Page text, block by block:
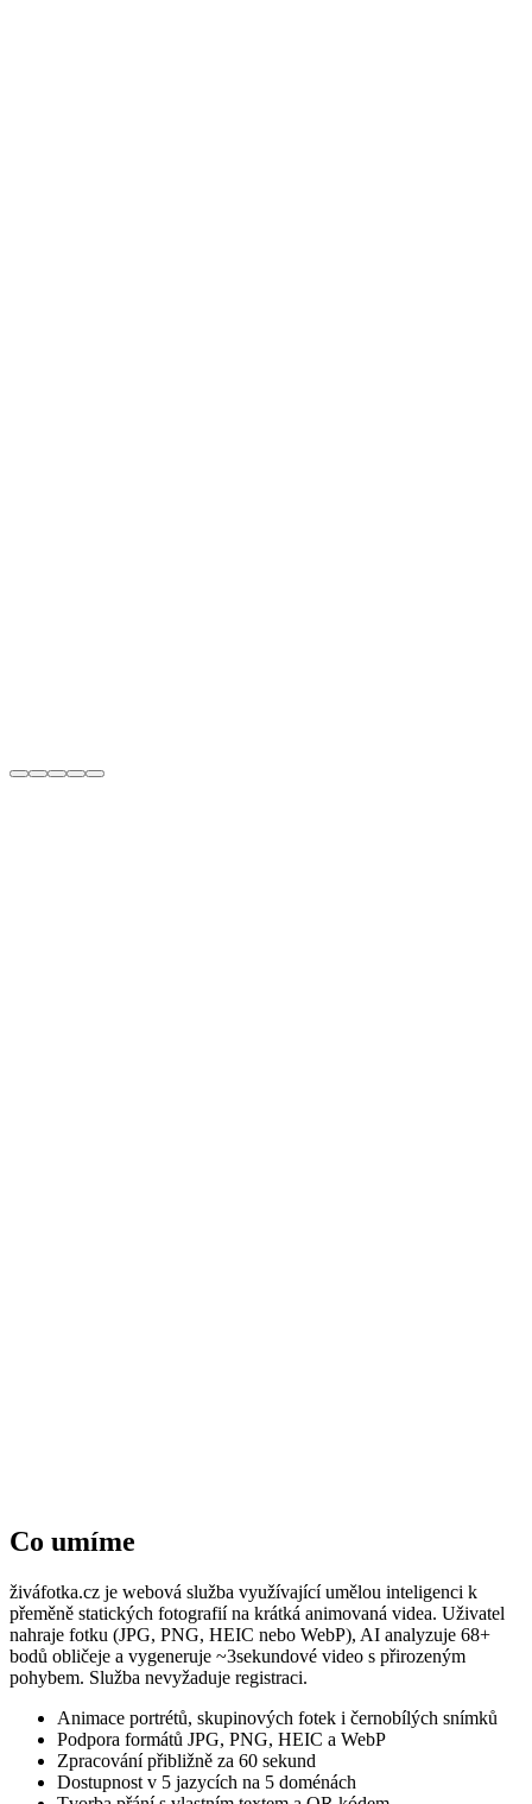
Co umíme
živáfotka.cz je webová služba využívající umělou inteligenci k
přeměně statických fotografií na krátká animovaná videa. Uživatel
nahraje fotku (JPG, PNG, HEIC nebo WebP), AI analyzuje 68+
bodů obličeje a vygeneruje ~3sekundové video s přirozeným
pohybem. Služba nevyžaduje registraci.
Animace portrétů, skupinových fotek i černobílých snímků
Podpora formátů JPG, PNG, HEIC a WebP
Zpracování přibližně za 60 sekund
Dostupnost v 5 jazycích na 5 doménách